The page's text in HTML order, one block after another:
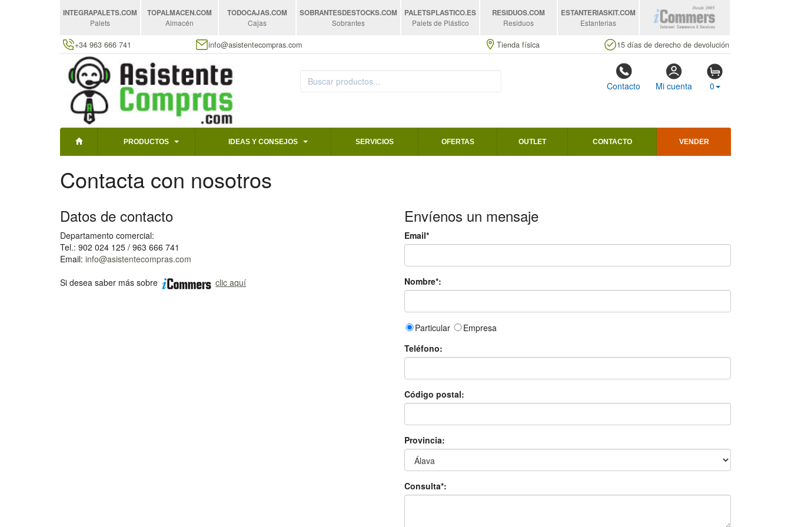
INTEGRAPALETS.COM
Palets
TOPALMACEN.COM
Almacén
TODOCAJAS.COM
Cajas
SOBRANTESDESTOCKS.COM
Sobrantes
PALETSPLASTICO.ES
Palets de Plástico
RESIDUOS.COM
Residuos
ESTANTERIASKIT.COM
Estanterias
+34 963 666 741 info@asistentecompras.com Tienda física 15 días de derecho de devolución
Contacto Mi cuenta 0
PRODUCTOS IDEAS Y CONSEJOS SERVICIOS OFERTAS OUTLET CONTACTO VENDER
Contacta con nosotros
Datos de contacto
Departamento comercial:
Tel.: 902 024 125 / 963 666 741
Email: info@asistentecompras.com
Si desea saber más sobre
clic aquí
Envíenos un mensaje
Email*
Nombre*:
Particular
Empresa
Teléfono:
Código postal:
Provincia:
Consulta*: